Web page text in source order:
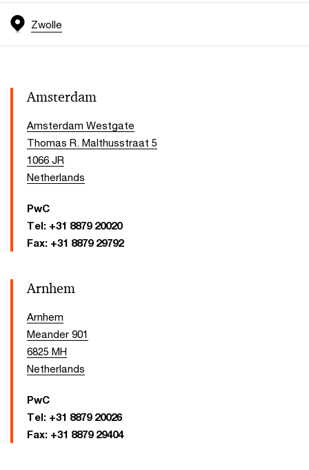
Zwolle
Amsterdam
Amsterdam Westgate
Thomas R. Malthusstraat 5
1066 JR
Netherlands
PwC
Tel: +31 8879 20020
Fax: +31 8879 29792
Arnhem
Arnhem
Meander 901
6825 MH
Netherlands
PwC
Tel: +31 8879 20026
Fax: +31 8879 29404